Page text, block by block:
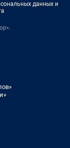
данных и